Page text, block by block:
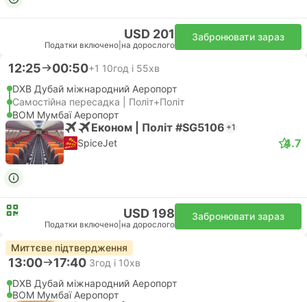
USD 201
Податки включено на дорослого
Забронювати зараз
12:25 00:50+1 10год і 55хв
DXB Дубай міжнародний Аеропорт
Самостійна пересадка | Політ+Політ
BOM Мумбаї Аеропорт
Економ | Політ #SG5106 +1
SpiceJet 4.7
USD 198
Податки включено на дорослого
Забронювати зараз
Миттєве підтвердження
13:00 17:40 3год і 10хв
DXB Дубай міжнародний Аеропорт
BOM Мумбаї Аеропорт